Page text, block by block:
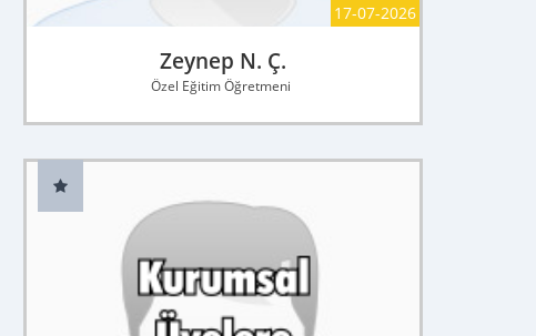
17-07-2026
Zeynep N. Ç.
Özel Eğitim Öğretmeni